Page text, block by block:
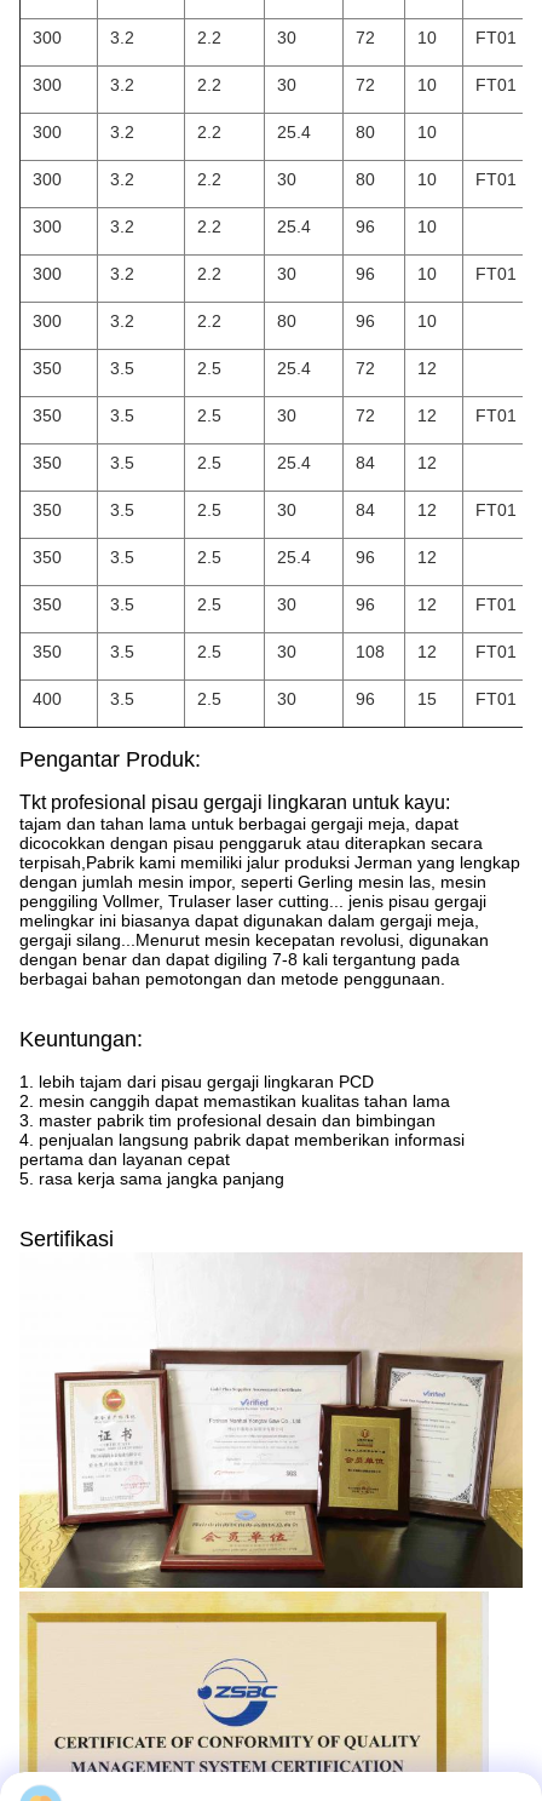
300 3.2 2.2 30 72 10 FT01
300 3.2 2.2 30 72 10 FT01
300 3.2 2.2 25.4 80 10
300 3.2 2.2 30 80 10 FT01
300 3.2 2.2 25.4 96 10
300 3.2 2.2 30 96 10 FT01
300 3.2 2.2 80 96 10
350 3.5 2.5 25.4 72 12
350 3.5 2.5 30 72 12 FT01
350 3.5 2.5 25.4 84 12
350 3.5 2.5 30 84 12 FT01
350 3.5 2.5 25.4 96 12
350 3.5 2.5 30 96 12 FT01
350 3.5 2.5 30 108 12 FT01
400 3.5 2.5 30 96 15 FT01
Pengantar Produk:
Tkt profesional pisau gergaji lingkaran untuk kayu:
tajam dan tahan lama untuk berbagai gergaji meja, dapat
dicocokkan dengan pisau penggaruk atau diterapkan secara
terpisah,Pabrik kami memiliki jalur produksi Jerman yang lengkap
dengan jumlah mesin impor, seperti Gerling mesin las, mesin
penggiling Vollmer, Trulaser laser cutting... jenis pisau gergaji
melingkar ini biasanya dapat digunakan dalam gergaji meja,
gergaji silang...Menurut mesin kecepatan revolusi, digunakan
dengan benar dan dapat digiling 7-8 kali tergantung pada
berbagai bahan pemotongan dan metode penggunaan.
Keuntungan:
1. lebih tajam dari pisau gergaji lingkaran PCD
2. mesin canggih dapat memastikan kualitas tahan lama
3. master pabrik tim profesional desain dan bimbingan
4. penjualan langsung pabrik dapat memberikan informasi
pertama dan layanan cepat
5. rasa kerja sama jangka panjang
Sertifikasi